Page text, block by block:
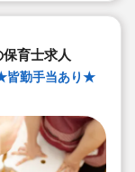
育士求人
皆勤手当あり★